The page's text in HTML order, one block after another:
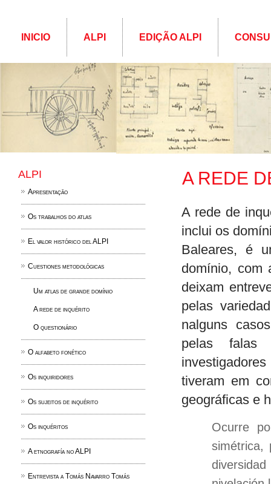
INICIO ALPI EDIÇÃO ALPI
ALPI
Apresentação
Os trabalhos do atlas
El valor histórico del ALPI
Cuestiones metodológicas
Um atlas de grande domínio
A rede de inquérito
O questionário
O alfabeto fonético
Os inquiridores
Os sujeitos de inquérito
Os inquéritos
A etnografía no ALPI
Entrevista a Tomás Navarro Tomás
A REDE
A rede de
inclui os
Baleares, é
domínio, com
deixam
pelas
nalguns
pelas falas
tiveram em
geográficas e
Ocurre
simétrica,